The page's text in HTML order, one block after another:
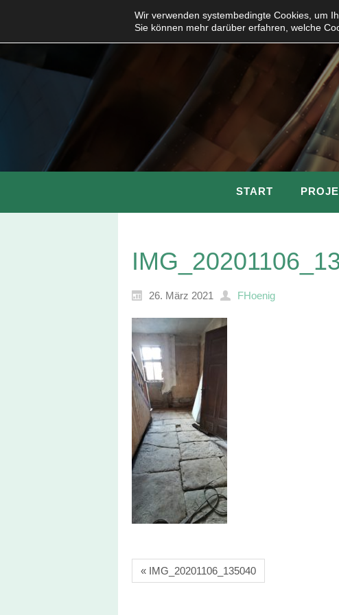
START
26. März 2021 FHoenig
« IMG_20201106_135040
Wir verwenden systembedingte Cookies, um
Sie können mehr darüber erfahren, welche